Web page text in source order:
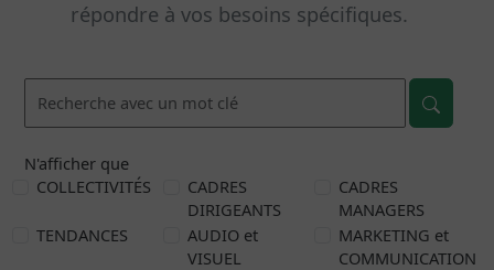
répondre à vos besoins spécifiques.
N'afficher que
COLLECTIVITÉS
CADRES
DIRIGEANTS
CADRES
MANAGERS
TENDANCES
AUDIO et
VISUEL
MARKETING et
COMMUNICATION